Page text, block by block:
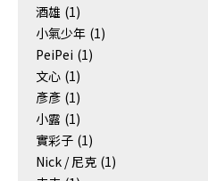
酒雄 (1)
小氣少年 (1)
PeiPei (1)
文心 (1)
彥彥 (1)
小露 (1)
實彩子 (1)
Nick / 尼克 (1)